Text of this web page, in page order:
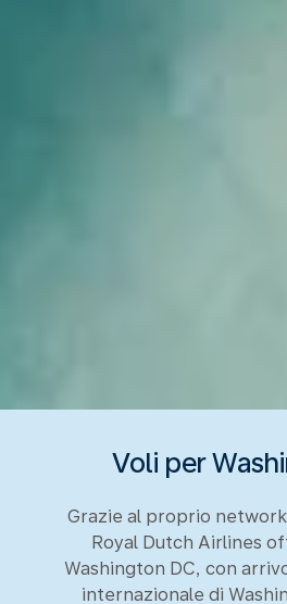
Voli per
Grazie al proprio
Royal Dutch Airlines
Washington DC, con
internazionale di